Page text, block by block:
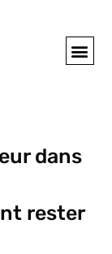
dans
rester